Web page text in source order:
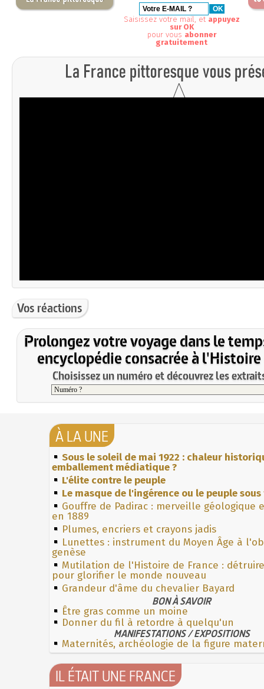
Saisissez votre mail, et appuyez
sur OK
pour vous abonner
gratuitement
Vos réactions
Prolongez votre voyage dans le
encyclopédie consacrée à l'Histoire
Choisissez un numéro et découvrez les
À LA UNE
Sous le soleil de mai 1922 : chaleur
emballement médiatique ?
L'élite contre le peuple
Le masque de l'ingérence ou le peuple
Gouffre de Padirac : merveille géologique
en 1889
Plumes, encriers et crayons jadis
Lunettes : instrument du Moyen Âge à
genèse
Mutilation de l'Histoire de France :
pour glorifier le monde nouveau
Grandeur d'âme du chevalier Bayard
BON À SAVOIR
Être gras comme un moine
Donner du fil à retordre à quelqu'un
MANIFESTATIONS / EXPOSITIONS
Maternités, archéologie de la figure
IL ÉTAIT UNE FRANCE